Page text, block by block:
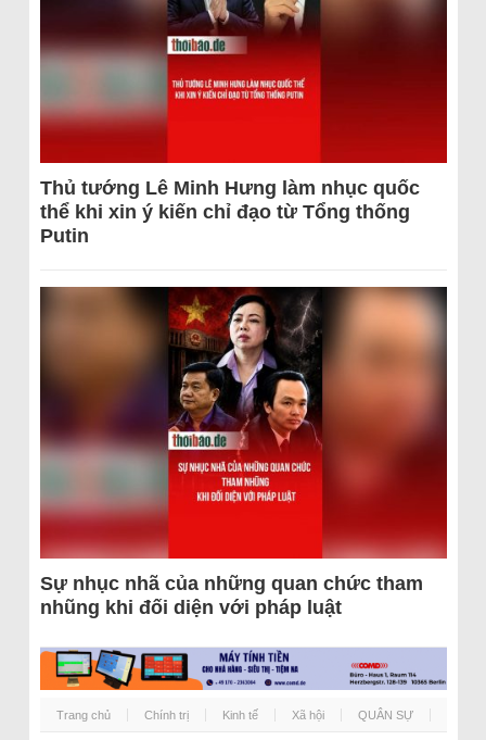
Thủ tướng Lê Minh Hưng làm nhục quốc
thể khi xin ý kiến chỉ đạo từ Tổng thống
Putin
Sự nhục nhã của những quan chức tham
nhũng khi đối diện với pháp luật
Trang chủ Chính trị Kinh tế Xã hội QUÂN SỰ